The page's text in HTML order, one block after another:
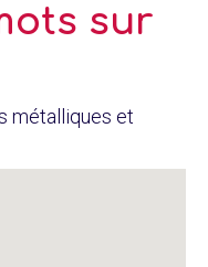
sur
métalliques et